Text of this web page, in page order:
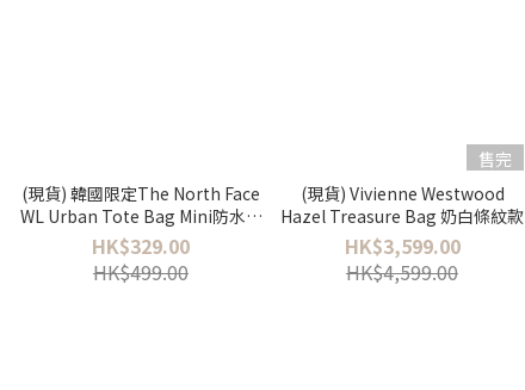
(現貨) 韓國限定The North Face
WL Urban Tote Bag Mini防水餃
子袋💦
HK$329.00
HK$499.00
售完
(現貨) Vivienne Westwood
Hazel Treasure Bag 奶白條紋款
HK$3,599.00
HK$4,599.00